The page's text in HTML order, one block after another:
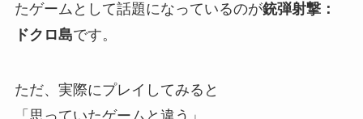
たゲームとして話題になっているのが銃弾射撃：
ドクロ島です。
ただ、実際にプレイしてみると